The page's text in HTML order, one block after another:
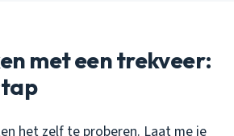
met een trekveer:
het zelf te proberen. Laat me je